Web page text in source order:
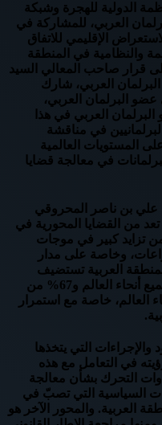
الدولية للهجرة وشبكة
العربي، للمشاركة في
الإقليمي للاتفاق
والنظامية في المنطقة
على قرار صاحب المعالي السيد
العربي، شارك
البرلمان العربي،
العربي في هذا
في مناقشة
المستويات العالمية
في معالجة قضايا
علي بن ناصر المحروقي
من القضايا المحورية في
تزايد كبير في موجات
وخاصة على مدار
العربية تستضيف
وحدها حوالي 53% من اللاجئين من جميع أنحاء العالم و67% من
العالم، خاصة مع استمرار
التي يتخذها
في التعامل مع هذه
التحرك بشأن معالجة
السياسية التي تصبّ في
العربية. والمحور الآخر هو